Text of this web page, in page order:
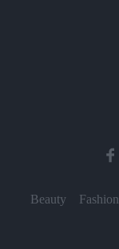
Beauty Fashion